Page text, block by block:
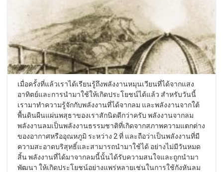
เมื่อครั้งที่แล้วเราได้เรียนรู้ถึงพลังงานหมุนเวียนที่ได้จากแสง
อาทิตย์และการนำมาใช้ให้เกิดประโยชน์ได้แล้ว สำหรับวันนี้
เรามาทำความรู้จักกับพลังงานที่ได้จากลม และพลังงานจากใต้
พื้นดินผืนแผ่นพสุธาของเราสักนิดดีกว่าครับ พลังงานจากลม
พลังงานลมเป็นพลังงานธรรมชาติที่เกิดจากสภาพความแตกต่าง
ของอากาศหรืออุณหภูมิ ระหว่าง 2 ที่ และถือว่าเป็นพลังงานที่มี
ความสะอาดบริสุทธิ์และสามารถนำมาใช้ได้ อย่างไม่มีวันหมด
สิ้น พลังงานที่ได้มาจากลมนี้นั้นได้รับความสนใจและถูกนำมา
พัฒนา ให้เกิดประโยชน์อย่างแพร่หลายเช่นในการใช้กังหันลม